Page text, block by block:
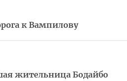
к Вампилову
жительница Бодайбо